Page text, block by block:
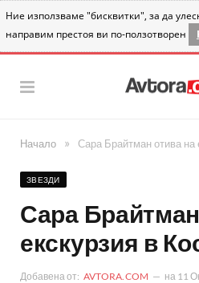
Ние използваме "бисквитки", за да
направим престоя ви по-ползотворен
Начало » Сара Брайтман отива на
ЗВЕЗДИ
Сара
екскурзия в
Добавена от: AVTORA.COM на 11